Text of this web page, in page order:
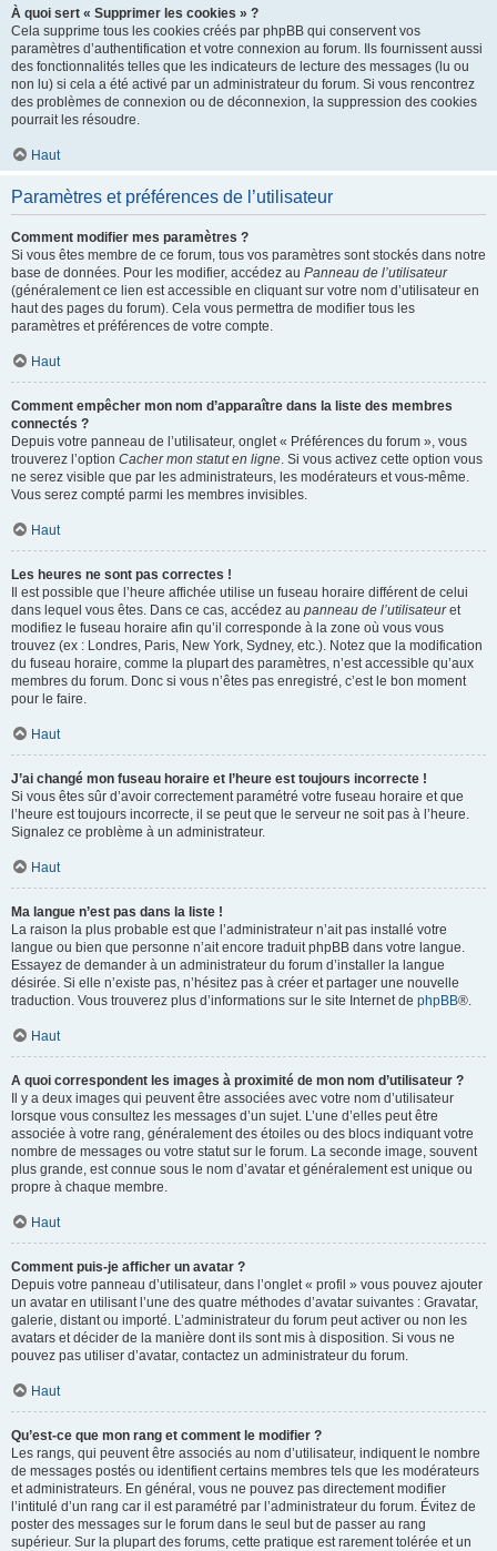
À quoi sert « Supprimer les cookies » ?
Cela supprime tous les cookies créés par phpBB qui conservent vos
paramètres d’authentification et votre connexion au forum. Ils fournissent aussi
des fonctionnalités telles que les indicateurs de lecture des messages (lu ou
non lu) si cela a été activé par un administrateur du forum. Si vous rencontrez
des problèmes de connexion ou de déconnexion, la suppression des cookies
pourrait les résoudre.
Haut
Paramètres et préférences de l’utilisateur
Comment modifier mes paramètres ?
Si vous êtes membre de ce forum, tous vos paramètres sont stockés dans notre
base de données. Pour les modifier, accédez au Panneau de l’utilisateur
(généralement ce lien est accessible en cliquant sur votre nom d’utilisateur en
haut des pages du forum). Cela vous permettra de modifier tous les
paramètres et préférences de votre compte.
Haut
Comment empêcher mon nom d’apparaître dans la liste des membres
connectés ?
Depuis votre panneau de l’utilisateur, onglet « Préférences du forum », vous
trouverez l’option Cacher mon statut en ligne. Si vous activez cette option vous
ne serez visible que par les administrateurs, les modérateurs et vous-même.
Vous serez compté parmi les membres invisibles.
Haut
Les heures ne sont pas correctes !
Il est possible que l’heure affichée utilise un fuseau horaire différent de celui
dans lequel vous êtes. Dans ce cas, accédez au panneau de l’utilisateuret
modifiez le fuseau horaire afin qu’il corresponde à la zone où vous vous
trouvez (ex : Londres, Paris, New York, Sydney, etc.). Notez que la modification
du fuseau horaire, comme la plupart des paramètres, n’est accessible qu’aux
membres du forum. Donc si vous n’êtes pas enregistré, c’est le bon moment
pour le faire.
Haut
J’ai changé mon fuseau horaire et l’heure est toujours incorrecte !
Si vous êtes sûr d’avoir correctement paramétré votre fuseau horaire et que
l’heure est toujours incorrecte, il se peut que le serveur ne soit pas à l’heure.
Signalez ce problème à un administrateur.
Haut
Ma langue n’est pas dans la liste !
La raison la plus probable est que l’administrateur n’ait pas installé votre
langue ou bien que personne n’ait encore traduit phpBB dans votre langue.
Essayez de demander à un administrateur du forum d’installer la langue
désirée. Si elle n’existe pas, n’hésitez pas à créer et partager une nouvelle
traduction. Vous trouverez plus d’informations sur le site Internet de phpBB®.
Haut
A quoi correspondent les images à proximité de mon nom d’utilisateur ?
Il y a deux images qui peuvent être associées avec votre nom d’utilisateur
lorsque vous consultez les messages d’un sujet. L’une d’elles peut être
associée à votre rang, généralement des étoiles ou des blocs indiquant votre
nombre de messages ou votre statut sur le forum. La seconde image, souvent
plus grande, est connue sous le nom d’avatar et généralement est unique ou
propre à chaque membre.
Haut
Comment puis-je afficher un avatar ?
Depuis votre panneau d’utilisateur, dans l’onglet « profil » vous pouvez ajouter
un avatar en utilisant l’une des quatre méthodes d’avatar suivantes : Gravatar,
galerie, distant ou importé. L’administrateur du forum peut activer ou non les
avatars et décider de la manière dont ils sont mis à disposition. Si vous ne
pouvez pas utiliser d’avatar, contactez un administrateur du forum.
Haut
Qu’est-ce que mon rang et comment le modifier ?
Les rangs, qui peuvent être associés au nom d’utilisateur, indiquent le nombre
de messages postés ou identifient certains membres tels que les modérateurs
et administrateurs. En général, vous ne pouvez pas directement modifier
l’intitulé d’un rang car il est paramétré par l’administrateur du forum. Évitez de
poster des messages sur le forum dans le seul but de passer au rang
supérieur. Sur la plupart des forums, cette pratique est rarement tolérée et un